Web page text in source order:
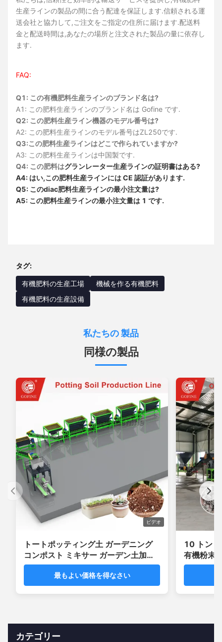
生産ラインの製品の間に合う配達を保証します.信頼される運
送会社と協力して,ご注文をご指定の住所に届けます.配送料
金と配送時間は,あなたの場所と注文された製品の量に依存し
ます.
FAQ:
Q1: この有機肥料生産ラインのブランド名は?
A1: この肥料生産ラインのブランド名は Gofine です.
Q2: この肥料生産ライン機器のモデル番号は?
A2: この肥料生産ラインのモデル番号はZL250です.
Q3:この肥料生産ラインはどこで作られていますか?
A3: この肥料生産ラインは中国製です.
Q4: この肥料はグランレーター生産ラインの証明書はある?
A4: はい,この肥料生産ラインには CE 認証があります.
Q5: このdiac肥料生産ラインの最小注文量は?
A5: この肥料生産ラインの最小注文量は 1 です.
タグ:
有機肥料の生産工場
機械を作る有機肥料
有機肥料の生産設備
私たちの 製品
同様の製品
ビデオ
トートポッティング土 ガーデニング
コンポスト ミキサー ガーデン土加工
工場
最もよい価格を得なさい
10 トン /
有機粉末
カテゴリー